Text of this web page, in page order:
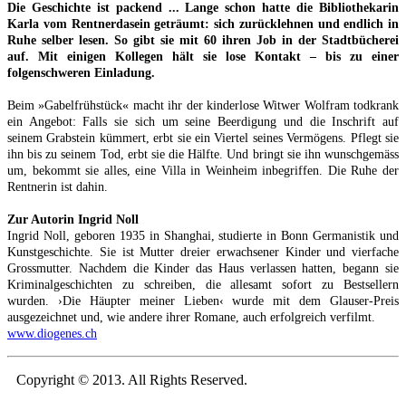
Die Geschichte ist packend ... Lange schon hatte die Bibliothekarin
Karla vom Rentnerdasein geträumt: sich zurücklehnen und endlich in
Ruhe selber lesen. So gibt sie mit 60 ihren Job in der Stadtbücherei
auf. Mit einigen Kollegen hält sie lose Kontakt – bis zu einer
folgenschweren Einladung.
Beim »Gabelfrühstück« macht ihr der kinderlose Witwer Wolfram todkrank
ein Angebot: Falls sie sich um seine Beerdigung und die Inschrift auf
seinem Grabstein kümmert, erbt sie ein Viertel seines Vermögens. Pflegt sie
ihn bis zu seinem Tod, erbt sie die Hälfte. Und bringt sie ihn wunschgemäss
um, bekommt sie alles, eine Villa in Weinheim inbegriffen. Die Ruhe der
Rentnerin ist dahin.
Zur Autorin Ingrid Noll
Ingrid Noll, geboren 1935 in Shanghai, studierte in Bonn Germanistik und
Kunstgeschichte. Sie ist Mutter dreier erwachsener Kinder und vierfache
Grossmutter. Nachdem die Kinder das Haus verlassen hatten, begann sie
Kriminalgeschichten zu schreiben, die allesamt sofort zu Bestsellern
wurden. ›Die Häupter meiner Lieben‹ wurde mit dem Glauser-Preis
ausgezeichnet und, wie andere ihrer Romane, auch erfolgreich verfilmt.
www.diogenes.ch
Copyright © 2013. All Rights Reserved.